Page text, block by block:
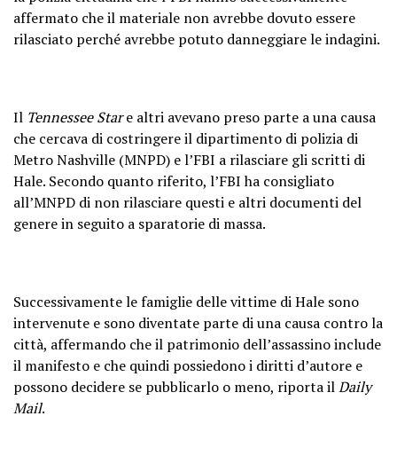
affermato che il materiale non avrebbe dovuto essere
rilasciato perché avrebbe potuto danneggiare le indagini.
Il Tennessee Stare altri avevano preso parte a una causa
che cercava di costringere il dipartimento di polizia di
Metro Nashville (MNPD) e l’FBI a rilasciare gli scritti di
Hale. Secondo quanto riferito, l’FBI ha consigliato
all’MNPD di non rilasciare questi e altri documenti del
genere in seguito a sparatorie di massa.
Successivamente le famiglie delle vittime di Hale sono
intervenute e sono diventate parte di una causa contro la
città, affermando che il patrimonio dell’assassino include
il manifesto e che quindi possiedono i diritti d’autore e
possono decidere se pubblicarlo o meno, riporta ilDaily
Mail.